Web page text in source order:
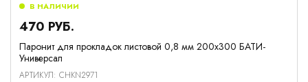
Паронит для прокладок листовой 0,8 мм 200х300 БАТИ-
Универсал
АРТИКУЛ: CHKN2971
В НАЛИЧИИ
470 РУБ.